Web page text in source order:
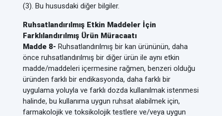
(3). Bu hususdaki diğer bilgiler.
Ruhsatlandırılmış Etkin Maddeler İçin
Farklılandırılmış Ürün Müracaatı
Madde 8- Ruhsatlandırılmış bir kan ürününün, daha
önce ruhsatlandırılmış bir diğer ürün ile aynı etkin
madde/maddeleri içermesine rağmen, benzeri olduğu
üründen farklı bir endikasyonda, daha farklı bir
uygulama yoluyla ve farklı dozda kullanılmak istenmesi
halinde, bu kullanıma uygun ruhsat alabilmek için,
farmakolojik ve toksikolojik testlere ve/veya uygun